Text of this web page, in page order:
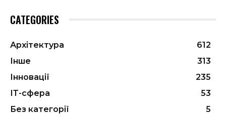
CATEGORIES
Архітектура
612
Інше
313
Інновації
235
ІТ-сфера
53
Без категорії
5